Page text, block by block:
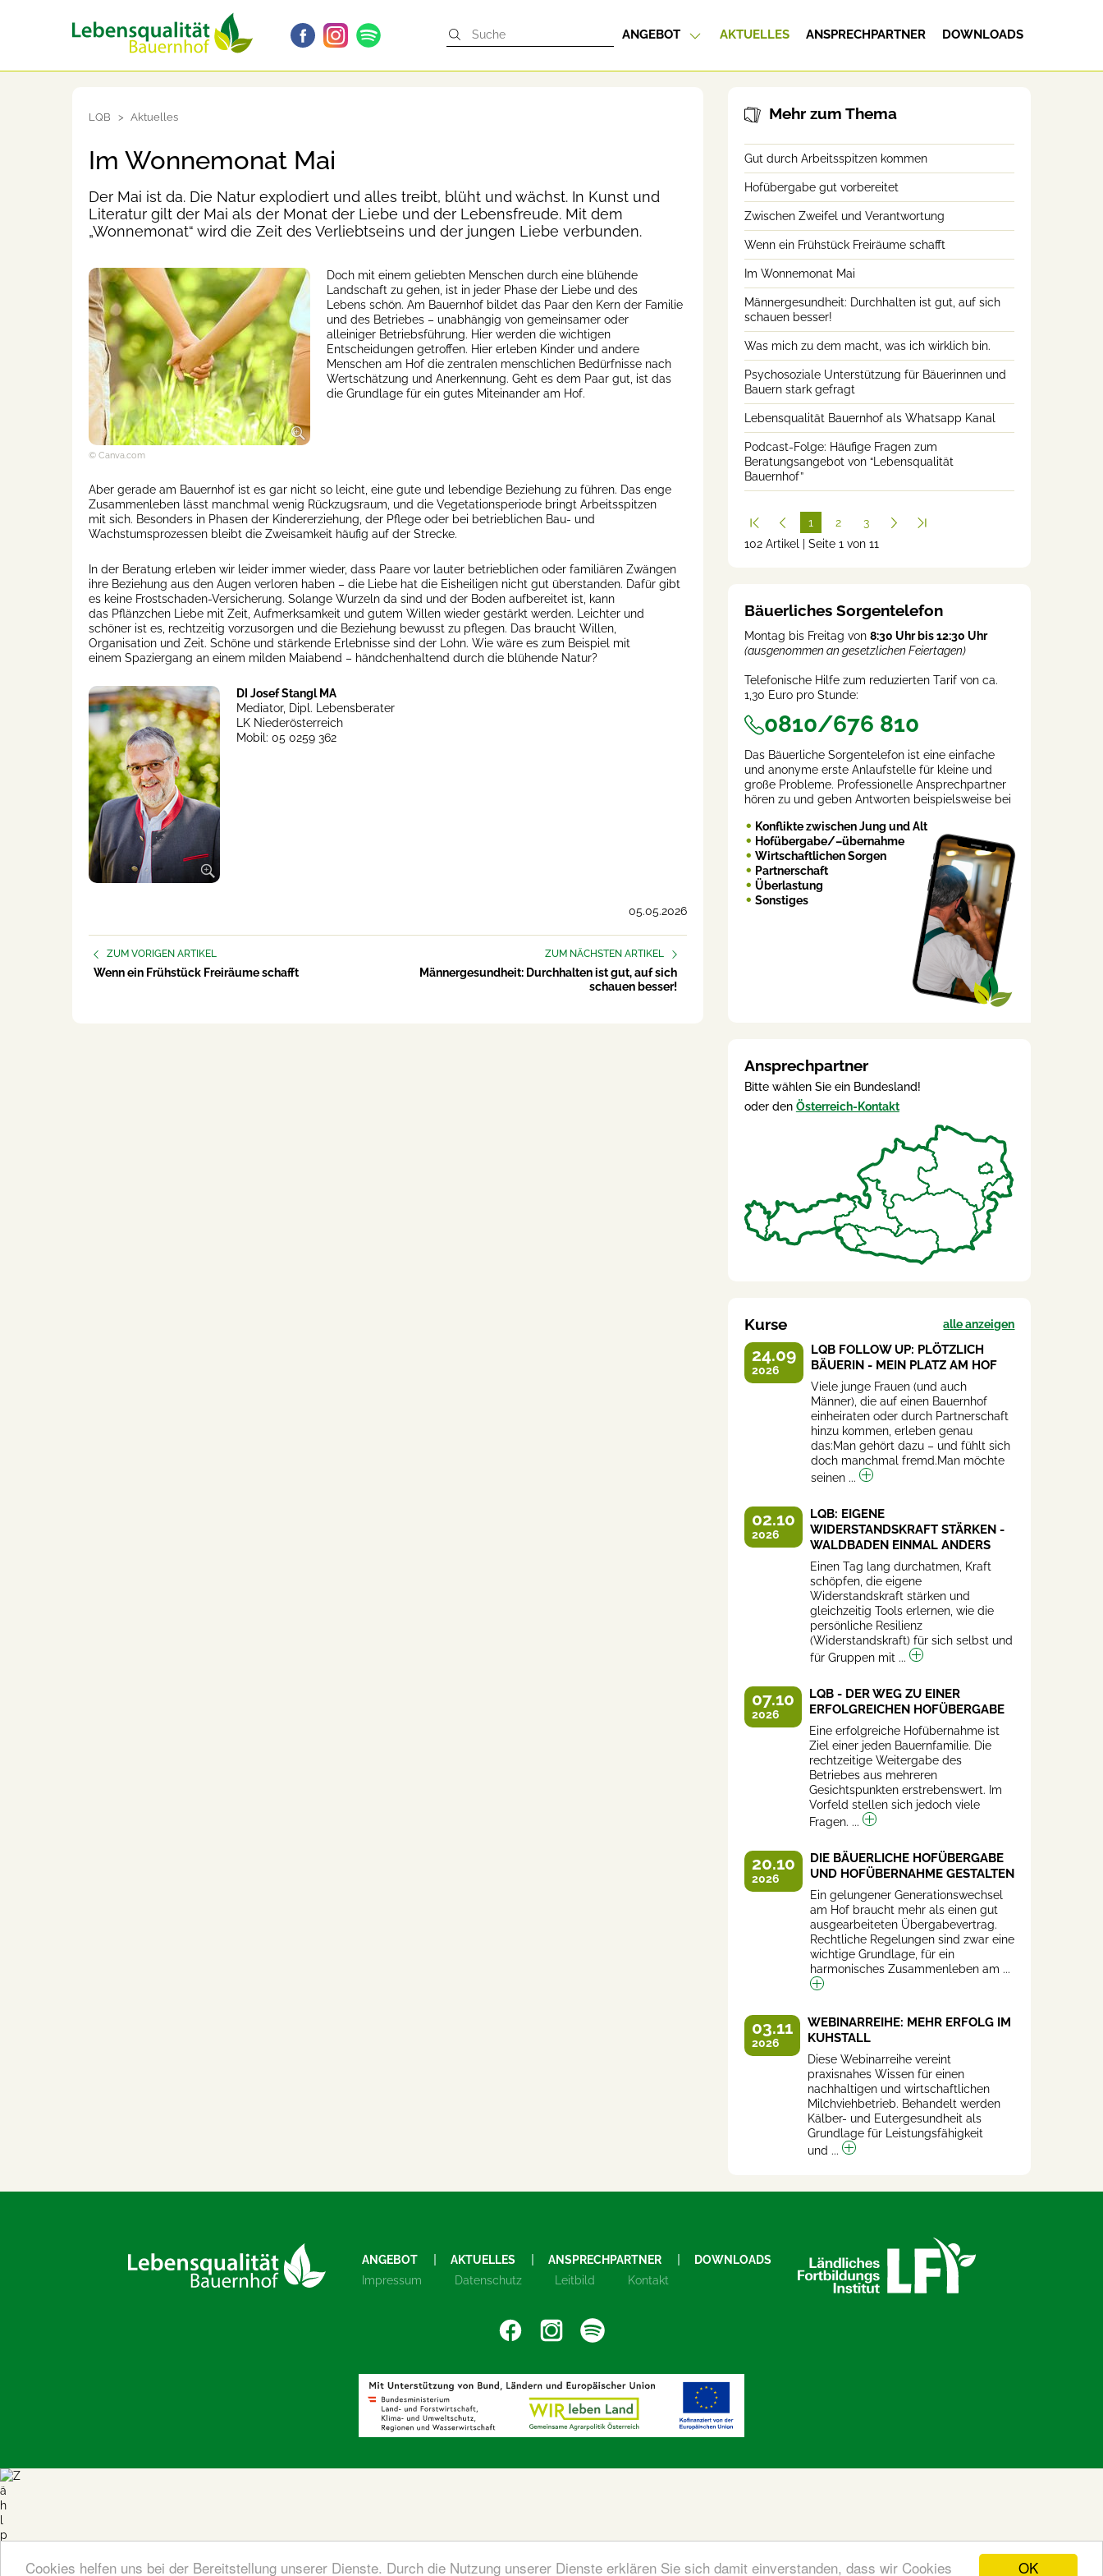
OK
Cookies helfen uns bei der Bereitstellung unserer Dienste. Durch die Nutzung unserer Dienste erklären Sie sich damit einverstanden, dass wir Cookies
ANGEBOT AKTUELLES ANSPRECHPARTNER DOWNLOADS
LQB Aktuelles
Im Wonnemonat Mai
Der Mai ist da. Die Natur explodiert und alles treibt, blüht und wächst. In Kunst und
Literatur gilt der Mai als der Monat der Liebe und der Lebensfreude. Mit dem
„Wonnemonat“ wird die Zeit des Verliebtseins und der jungen Liebe verbunden.
© Canva.com
Doch mit einem geliebten Menschen durch eine blühende
Landschaft zu gehen, ist in jeder Phase der Liebe und des
Lebens schön. Am Bauernhof bildet das Paar den Kern der Familie
und des Betriebes – unabhängig von gemeinsamer oder
alleiniger Betriebsführung. Hier werden die wichtigen
Entscheidungen getroffen. Hier erleben Kinder und andere
Menschen am Hof die zentralen menschlichen Bedürfnisse nach
Wertschätzung und Anerkennung. Geht es dem Paar gut, ist das
die Grundlage für ein gutes Miteinander am Hof.
Aber gerade am Bauernhof ist es gar nicht so leicht, eine gute und lebendige Beziehung zu führen. Das enge
Zusammenleben lässt manchmal wenig Rückzugsraum, und die Vegetationsperiode bringt Arbeitsspitzen
mit sich. Besonders in Phasen der Kindererziehung, der Pflege oder bei betrieblichen Bau- und
Wachstumsprozessen bleibt die Zweisamkeit häufig auf der Strecke.
In der Beratung erleben wir leider immer wieder, dass Paare vor lauter betrieblichen oder familiären Zwängen
ihre Beziehung aus den Augen verloren haben – die Liebe hat die Eisheiligen nicht gut überstanden. Dafür gibt
es keine Frostschaden-Versicherung. Solange Wurzeln da sind und der Boden aufbereitet ist, kann
das Pflänzchen Liebe mit Zeit, Aufmerksamkeit und gutem Willen wieder gestärkt werden. Leichter und
schöner ist es, rechtzeitig vorzusorgen und die Beziehung bewusst zu pflegen. Das braucht Willen,
Organisation und Zeit. Schöne und stärkende Erlebnisse sind der Lohn. Wie wäre es zum Beispiel mit
einem Spaziergang an einem milden Maiabend – händchenhaltend durch die blühende Natur?
DI Josef Stangl MA
Mediator, Dipl. Lebensberater
LK Niederösterreich
Mobil: 05 0259 362
05.05.2026
ZUM VORIGEN ARTIKEL
Wenn ein Frühstück Freiräume schafft
ZUM NÄCHSTEN ARTIKEL
Männergesundheit: Durchhalten ist gut, auf sich
schauen besser!
Mehr zum Thema
Gut durch Arbeitsspitzen kommen
Hofübergabe gut vorbereitet
Zwischen Zweifel und Verantwortung
Wenn ein Frühstück Freiräume schafft
Im Wonnemonat Mai
Männergesundheit: Durchhalten ist gut, auf sich
schauen besser!
Was mich zu dem macht, was ich wirklich bin.
Psychosoziale Unterstützung für Bäuerinnen und
Bauern stark gefragt
Lebensqualität Bauernhof als Whatsapp Kanal
Podcast-Folge: Häufige Fragen zum
Beratungsangebot von “Lebensqualität
Bauernhof”
1
(cur
2
3
102 Artikel | Seite 1 von 11
Bäuerliches Sorgentelefon
Montag bis Freitag von 8:30 Uhr bis 12:30 Uhr
(ausgenommen an gesetzlichen Feiertagen)
Telefonische Hilfe zum reduzierten Tarif von ca.
1,30 Euro pro Stunde:
0810/676 810
Das Bäuerliche Sorgentelefon ist eine einfache
und anonyme erste Anlaufstelle für kleine und
große Probleme. Professionelle Ansprechpartner
hören zu und geben Antworten beispielsweise bei
Konflikte zwischen Jung und Alt
Hofübergabe/–übernahme
Wirtschaftlichen Sorgen
Partnerschaft
Überlastung
Sonstiges
Ansprechpartner
Bitte wählen Sie ein Bundesland!
oder den Österreich-Kontakt
Kurse alle anzeigen
24.09
2026
LQB FOLLOW UP: PLÖTZLICH
BÄUERIN - MEIN PLATZ AM HOF
Viele junge Frauen (und auch
Männer), die auf einen Bauernhof
einheiraten oder durch Partnerschaft
hinzu kommen, erleben genau
das:Man gehört dazu – und fühlt sich
doch manchmal fremd.Man möchte
seinen ...
02.10
2026
LQB: EIGENE
WIDERSTANDSKRAFT STÄRKEN -
WALDBADEN EINMAL ANDERS
Einen Tag lang durchatmen, Kraft
schöpfen, die eigene
Widerstandskraft stärken und
gleichzeitig Tools erlernen, wie die
persönliche Resilienz
(Widerstandskraft) für sich selbst und
für Gruppen mit ...
07.10
2026
LQB - DER WEG ZU EINER
ERFOLGREICHEN HOFÜBERGABE
Eine erfolgreiche Hofübernahme ist
Ziel einer jeden Bauernfamilie. Die
rechtzeitige Weitergabe des
Betriebes aus mehreren
Gesichtspunkten erstrebenswert. Im
Vorfeld stellen sich jedoch viele
Fragen. ...
20.10
2026
DIE BÄUERLICHE HOFÜBERGABE
UND HOFÜBERNAHME GESTALTEN
Ein gelungener Generationswechsel
am Hof braucht mehr als einen gut
ausgearbeiteten Übergabevertrag.
Rechtliche Regelungen sind zwar eine
wichtige Grundlage, für ein
harmonisches Zusammenleben am ...
03.11
2026
WEBINARREIHE: MEHR ERFOLG IM
KUHSTALL
Diese Webinarreihe vereint
praxisnahes Wissen für einen
nachhaltigen und wirtschaftlichen
Milchviehbetrieb. Behandelt werden
Kälber- und Eutergesundheit als
Grundlage für Leistungsfähigkeit
und ...
ANGEBOT AKTUELLES ANSPRECHPARTNER
DOWNLOADS
Impressum
Datenschutz Leitbild Kontakt